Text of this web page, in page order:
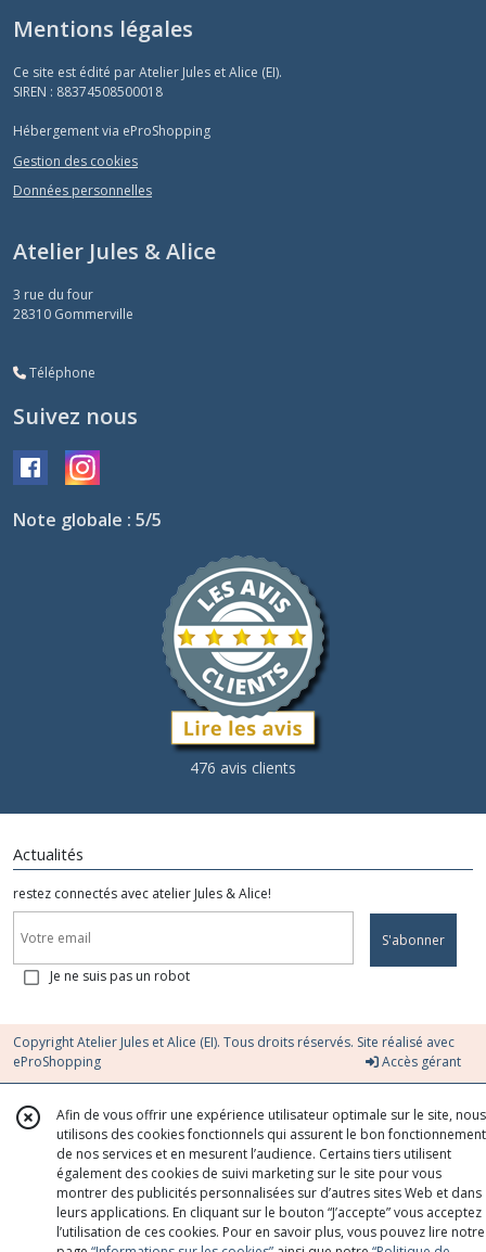
Mentions légales
Ce site est édité par Atelier Jules et Alice (EI).
SIREN : 88374508500018
Hébergement via eProShopping
Gestion des cookies
Données personnelles
Atelier Jules & Alice
3 rue du four
28310 Gommerville
Téléphone
Suivez nous
Note globale : 5/5
476 avis clients
Actualités
restez connectés avec atelier Jules & Alice!
S'abonner
Je ne suis pas un robot
Copyright Atelier Jules et Alice (EI). Tous droits réservés. Site réalisé avec
eProShopping
Accès gérant
Afin de vous offrir une expérience utilisateur optimale sur le site, nous
utilisons des cookies fonctionnels qui assurent le bon fonctionnement
de nos services et en mesurent l’audience. Certains tiers utilisent
également des cookies de suivi marketing sur le site pour vous
montrer des publicités personnalisées sur d’autres sites Web et dans
leurs applications. En cliquant sur le bouton “J’accepte” vous acceptez
l’utilisation de ces cookies. Pour en savoir plus, vous pouvez lire notre